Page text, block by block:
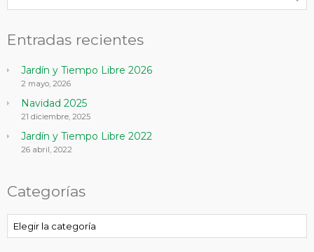
Entradas recientes
Jardín y Tiempo Libre 2026
2 mayo, 2026
Navidad 2025
21 diciembre, 2025
Jardín y Tiempo Libre 2022
26 abril, 2022
Categorías
Categorías